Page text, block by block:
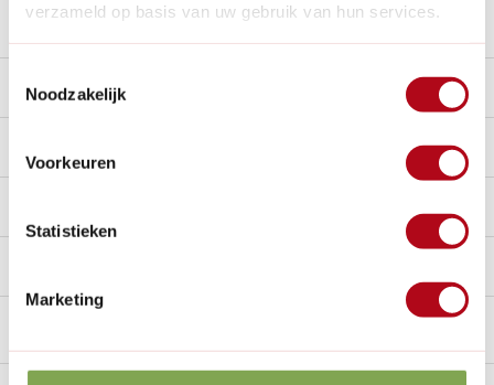
verzameld op basis van uw gebruik van hun services.
Noodzakelijk
Voorkeuren
Statistieken
Marketing
Beschrijving